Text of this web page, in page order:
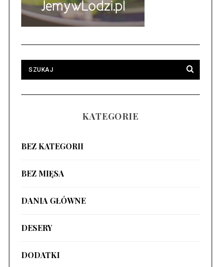
KATEGORIE
BEZ KATEGORII
BEZ MIĘSA
DANIA GŁÓWNE
DESERY
DODATKI